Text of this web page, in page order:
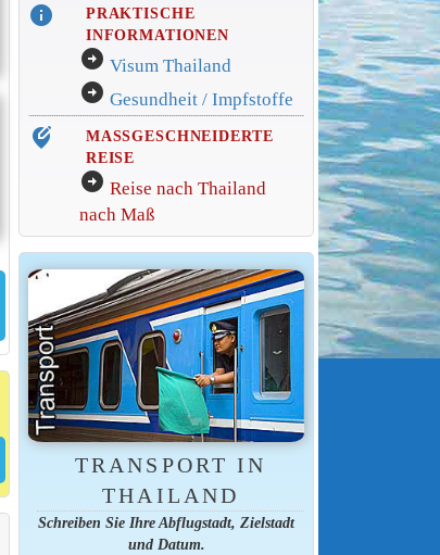
info
PRAKTISCHE
INFORMATIONEN
arrow_circle_right Visum Thailand
arrow_circle_right Gesundheit / Impfstoffe
edit_location_alt
MASSGESCHNEIDERTE
REISE
arrow_circle_right Reise nach Thailand
nach Maß
TRANSPORT IN
THAILAND
Schreiben Sie Ihre Abflugstadt, Zielstadt
und Datum.